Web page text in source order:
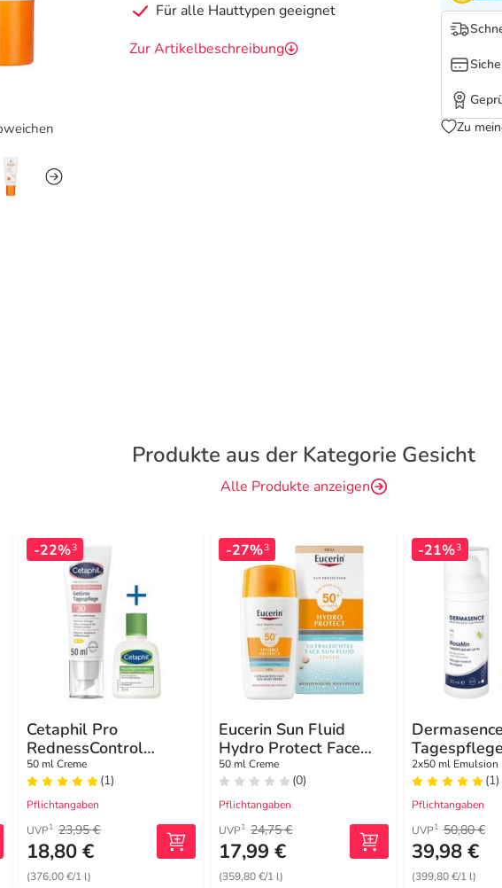
Für alle Hauttypen geeignet
Zur Artikelbeschreibung
Zu
Produkte aus der Kategorie Gesicht
Alle Produkte anzeigen
-22%3
Cetaphil Pro
RednessControl
getönte Tagespflege
SPF30
50 ml Creme
(1)
Pflichtangaben
UVP1 23,95 €
18,80 €
(376,00 €/1 l)
-27%3
Eucerin Sun Fluid
Hydro Protect Face
hell LSF 50 +
50 ml Creme
(0)
Pflichtangaben
UVP1 24,75 €
17,99 €
(359,80 €/1 l)
-21%3
Emulsion
2x50 ml Emulsion
(1)
Pflichtangaben
UVP1 50,80 €
39,98 €
(399,80 €/1 l)